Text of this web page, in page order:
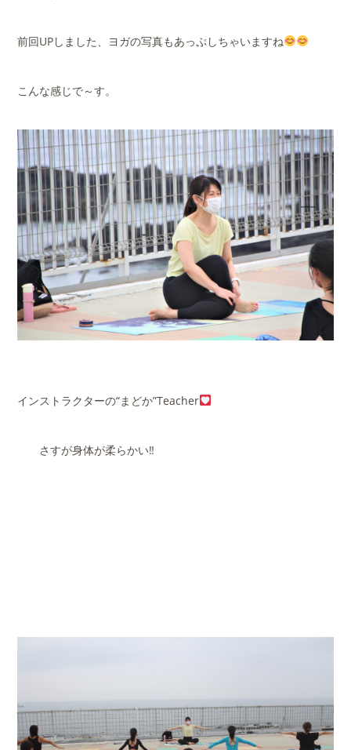
前回UPしました、ヨガの写真もあっぷしちゃいますね
こんな感じで～す。
インストラクターの“まどか”Teacher
さすが身体が柔らかい‼